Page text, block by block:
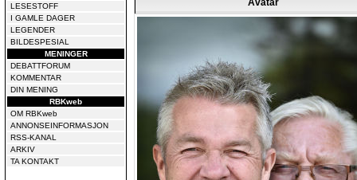
LESESTOFF
I GAMLE DAGER
LEGENDER
BILDESPESIAL
MENINGER
DEBATTFORUM
KOMMENTAR
DIN MENING
RBKweb
OM RBKweb
ANNONSEINFORMASJON
RSS-KANAL
ARKIV
TA KONTAKT
Avatar